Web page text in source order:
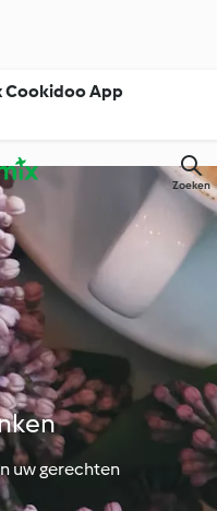
Cookidoo App
Zoeken
uw gerechten